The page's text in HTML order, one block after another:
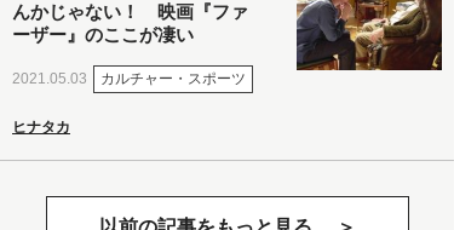
んかじゃない！ 映画『ファ
ーザー』のここが凄い
2021.05.03 カルチャー・スポーツ
ヒナタカ